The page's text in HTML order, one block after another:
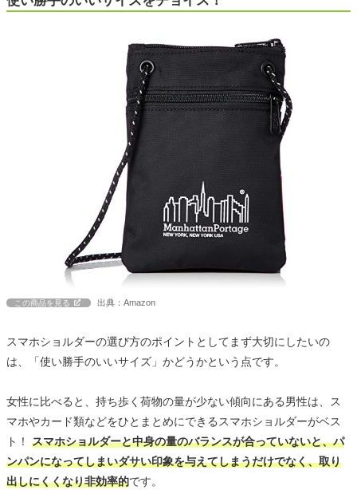
この商品を見る 出典：Amazon
スマホショルダーの選び方のポイントとしてまず大切にしたいの
は、「使い勝手のいいサイズ」かどうかという点です。
女性に比べると、持ち歩く荷物の量が少ない傾向にある男性は、ス
マホやカード類などをひとまとめにできるスマホショルダーがベス
ト！ スマホショルダーと中身の量のバランスが合っていないと、パ
ンパンになってしまいダサい印象を与えてしまうだけでなく、取り
出しにくくなり非効率的です。